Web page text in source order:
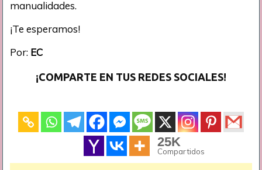
manualidades.
¡Te esperamos!
Por: EC
¡COMPARTE EN TUS REDES SOCIALES!
25K
Compartidos